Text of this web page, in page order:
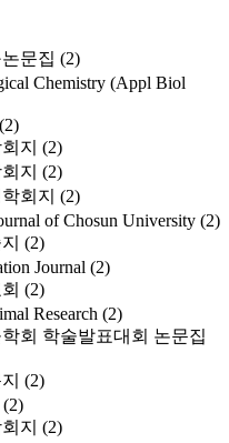
문집 (2)
Chemistry (Appl Biol
(2)
지 (2)
지 (2)
회지 (2)
of Chosun University (2)
(2)
Journal (2)
(2)
Research (2)
회 학술발표대회 논문집
(2)
(2)
지 (2)